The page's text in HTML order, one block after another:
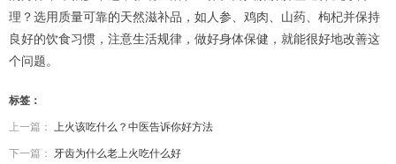
理？选用质量可靠的天然滋补品，如人参、鸡肉、山药、枸杞并保持
良好的饮食习惯，注意生活规律，做好身体保健，就能很好地改善这
个问题。
标签：
上一篇： 上火该吃什么？中医告诉你好方法
下一篇： 牙齿为什么老上火吃什么好